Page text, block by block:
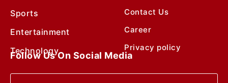
Sports
Entertainment
Technology
Contact Us
Career
Privacy policy
Follow Us On Social Media